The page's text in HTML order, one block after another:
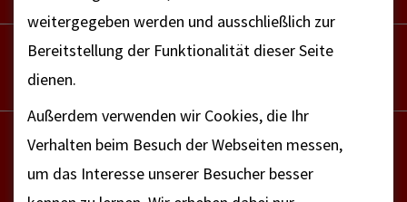
POLIZEI
NOTRUF - FAX FÜR HÖRBEHINDERTE
112
weitergegeben werden und ausschließlich zur
Bereitstellung der Funktionalität dieser Seite
dienen.
Außerdem verwenden wir Cookies, die Ihr
Verhalten beim Besuch der Webseiten messen,
um das Interesse unserer Besucher besser